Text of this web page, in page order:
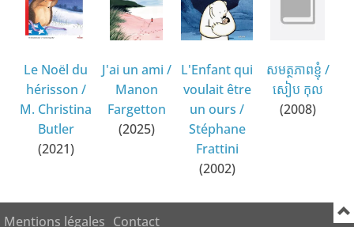
Le Noël du
hérisson /
M. Christina
Butler
(2021)
J'ai un ami /
Manon
Fargetton
(2025)
L'Enfant qui
voulait être
un ours /
Stéphane
Frattini
(2002)
សមត្ថភាពខ្ញុំ /
សៀប កុល
(2008)
Mentions légales Contact